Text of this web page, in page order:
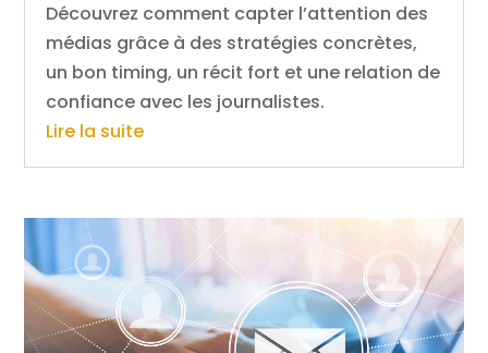
Découvrez comment capter l’attention des
médias grâce à des stratégies concrètes,
un bon timing, un récit fort et une relation de
confiance avec les journalistes.
Lire la suite